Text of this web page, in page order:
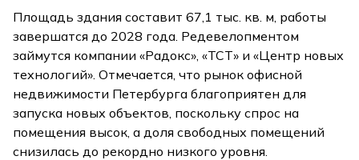
Площадь здания составит 67,1 тыс. кв. м, работы
завершатся до 2028 года. Редевелопментом
займутся компании «Радокс», «ТСТ» и «Центр новых
технологий». Отмечается, что рынок офисной
недвижимости Петербурга благоприятен для
запуска новых объектов, поскольку спрос на
помещения высок, а доля свободных помещений
снизилась до рекордно низкого уровня.